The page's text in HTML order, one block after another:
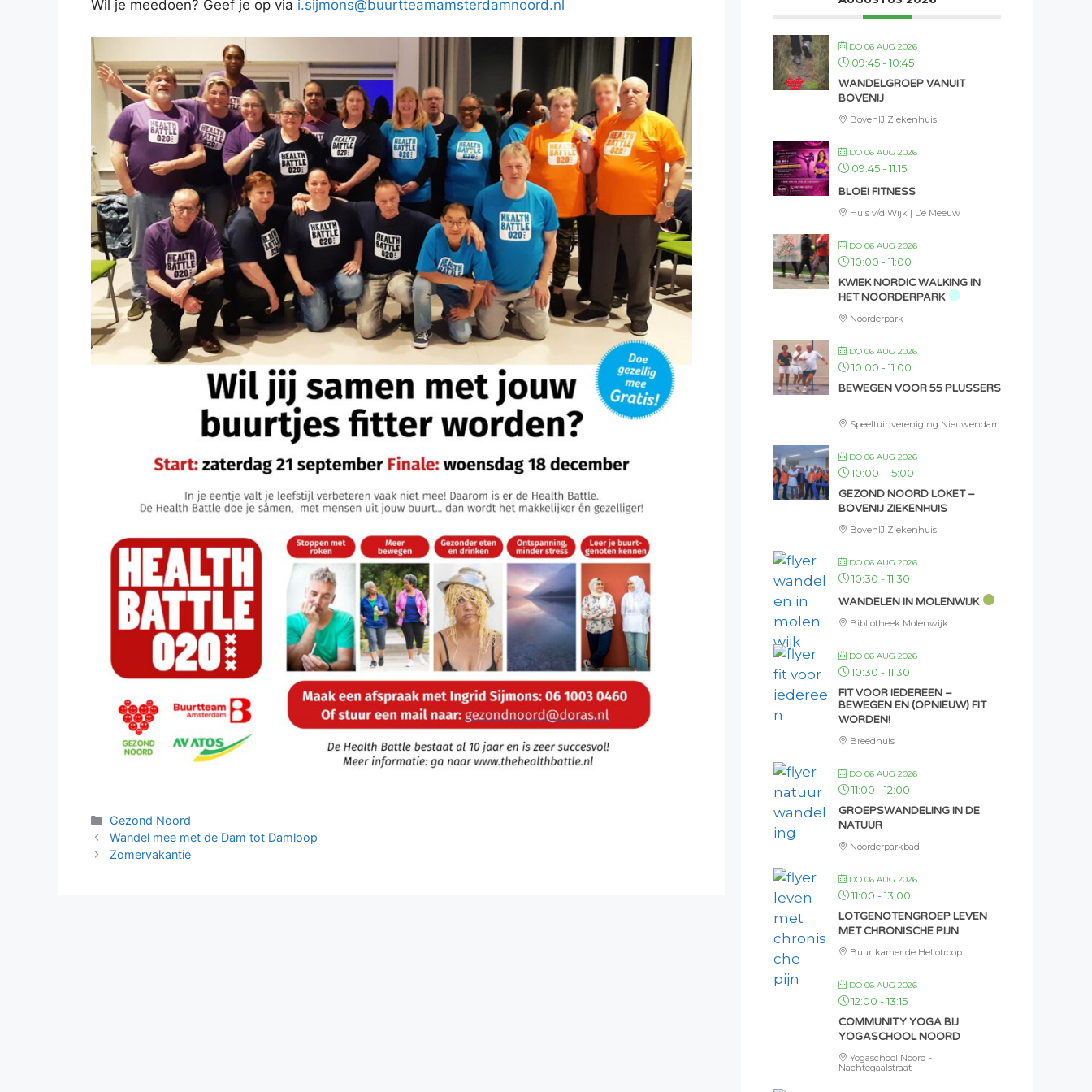
Wil je meedoen? Geef je op via i.sijmons@buurtteamamsterdamnoord.nl
Categorieën
Gezond Noord
Wandel mee met de Dam tot Damloop
Zomervakantie
DO 06 AUG 2026
09:45-10:45
WANDELGROEP VANUIT
BOVENIJ
BovenIJ Ziekenhuis
DO 06 AUG 2026
09:45-11:15
BLOEI FITNESS
Huis v/d Wijk | De Meeuw
DO 06 AUG 2026
10:00 -11:00
KWIEK NORDIC WALKING IN
HET NOORDERPARK
Noorderpark
DO 06 AUG 2026
10:00 -11:00
BEWEGEN VOOR 55 PLUSSERS
Speeltuinvereniging Nieuwendam
DO 06 AUG 2026
10:00 -15:00
GEZOND NOORD LOKET –
BOVENIJ ZIEKENHUIS
BovenIJ Ziekenhuis
DO 06 AUG 2026
10:30 -11:30
WANDELEN IN MOLENWIJK
Bibliotheek Molenwijk
DO 06 AUG 2026
10:30 -11:30
FIT VOOR IEDEREEN –
BEWEGEN EN (OPNIEUW) FIT
WORDEN!
Breedhuis
DO 06 AUG 2026
11:00 -12:00
GROEPSWANDELING IN DE
NATUUR
Noorderparkbad
DO 06 AUG 2026
11:00 -13:00
LOTGENOTENGROEP LEVEN
MET CHRONISCHE PIJN
Buurtkamer de Heliotroop
DO 06 AUG 2026
12:00 -13:15
COMMUNITY YOGA BIJ
YOGASCHOOL NOORD
Yogaschool Noord -
Nachtegaalstraat